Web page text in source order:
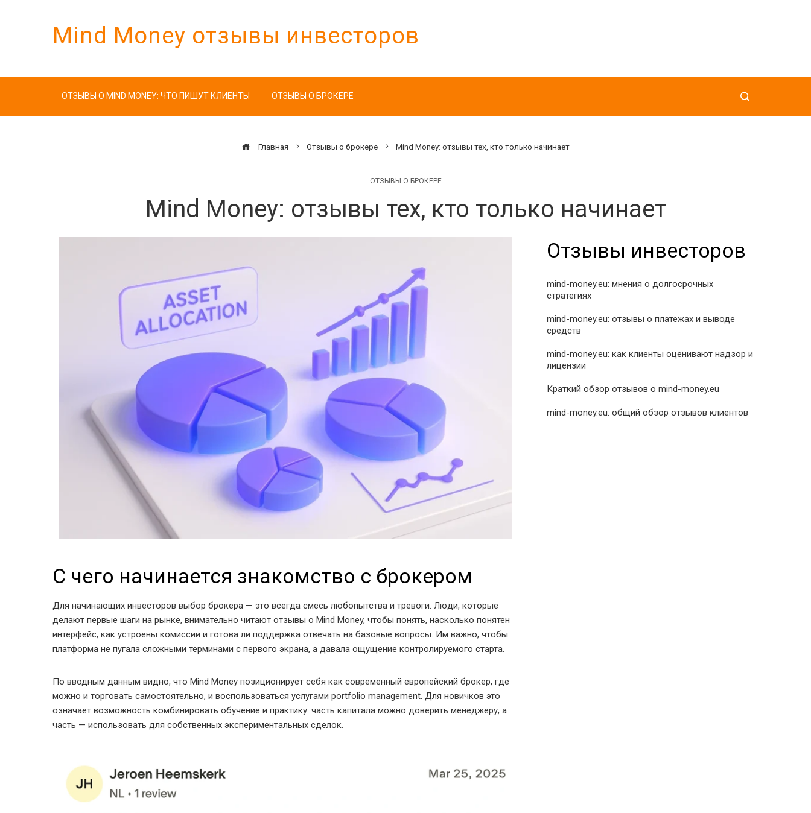
содержимомуMind Money отзывы инвесторов
ОТЗЫВЫ О MIND MONEY: ЧТО ПИШУТ КЛИЕНТЫ ОТЗЫВЫ О БРОКЕРЕ
Главная Отзывы о брокере Mind Money: отзывы тех, кто только начинает
ОТЗЫВЫ О БРОКЕРЕ
Mind Money: отзывы тех, кто только начинает
С чего начинается знакомство с брокером
Для начинающих инвесторов выбор брокера — это всегда смесь любопытства и тревоги. Люди, которые
делают первые шаги на рынке, внимательно читают отзывы о Mind Money, чтобы понять, насколько понятен
интерфейс, как устроены комиссии и готова ли поддержка отвечать на базовые вопросы. Им важно, чтобы
платформа не пугала сложными терминами с первого экрана, а давала ощущение контролируемого старта.
По вводным данным видно, что Mind Money позиционирует себя как современный европейский брокер, где
можно и торговать самостоятельно, и воспользоваться услугами portfolio management. Для новичков это
означает возможность комбинировать обучение и практику: часть капитала можно доверить менеджеру, а
часть — использовать для собственных экспериментальных сделок.
Отзывы инвесторов
mind-money.eu: мнения о долгосрочных
стратегиях
mind-money.eu: отзывы о платежах и выводе
средств
mind-money.eu: как клиенты оценивают надзор и
лицензии
Краткий обзор отзывов о mind-money.eu
mind-money.eu: общий обзор отзывов клиентов